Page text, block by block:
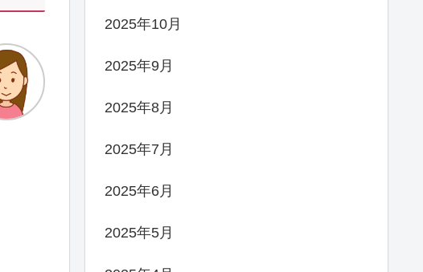
2025年10月
2025年9月
2025年8月
2025年7月
2025年6月
2025年5月